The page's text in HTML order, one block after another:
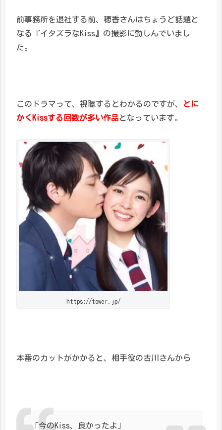
前事務所を退社する前、穂香さんはちょうど話題と
なる『イタズラなKiss』の撮影に勤しんでいまし
た。
このドラマって、視聴するとわかるのですが、
とに
かくKissする回数が多い作品となっています。
https://tower.jp/
本番のカットがかかると、相手役の古川さんから
「今のKiss、良かったよ」